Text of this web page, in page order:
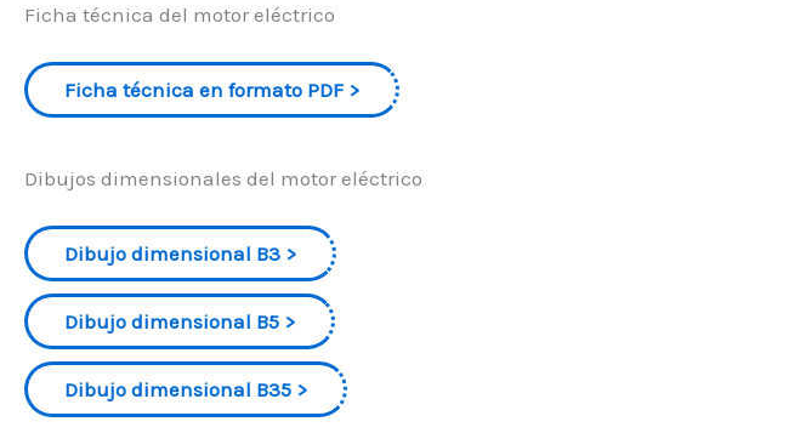
Ficha técnica del motor eléctrico
Ficha técnica en formato PDF
Dibujos dimensionales del motor eléctrico
Dibujo dimensional B3
Dibujo dimensional B5
Dibujo dimensional B35